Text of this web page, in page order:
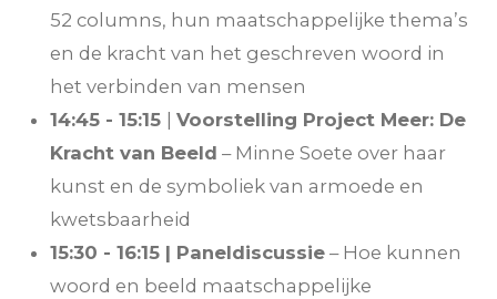
52 columns, hun maatschappelijke thema’s
en de kracht van het geschreven woord in
het verbinden van mensen
14:45 - 15:15
Voorstelling Project Meer: De
Kracht van Beeld – Minne Soete over haar
kunst en de symboliek van armoede en
kwetsbaarheid
15:30 - 16:15 | Paneldiscussie – Hoe kunnen
woord en beeld maatschappelijke